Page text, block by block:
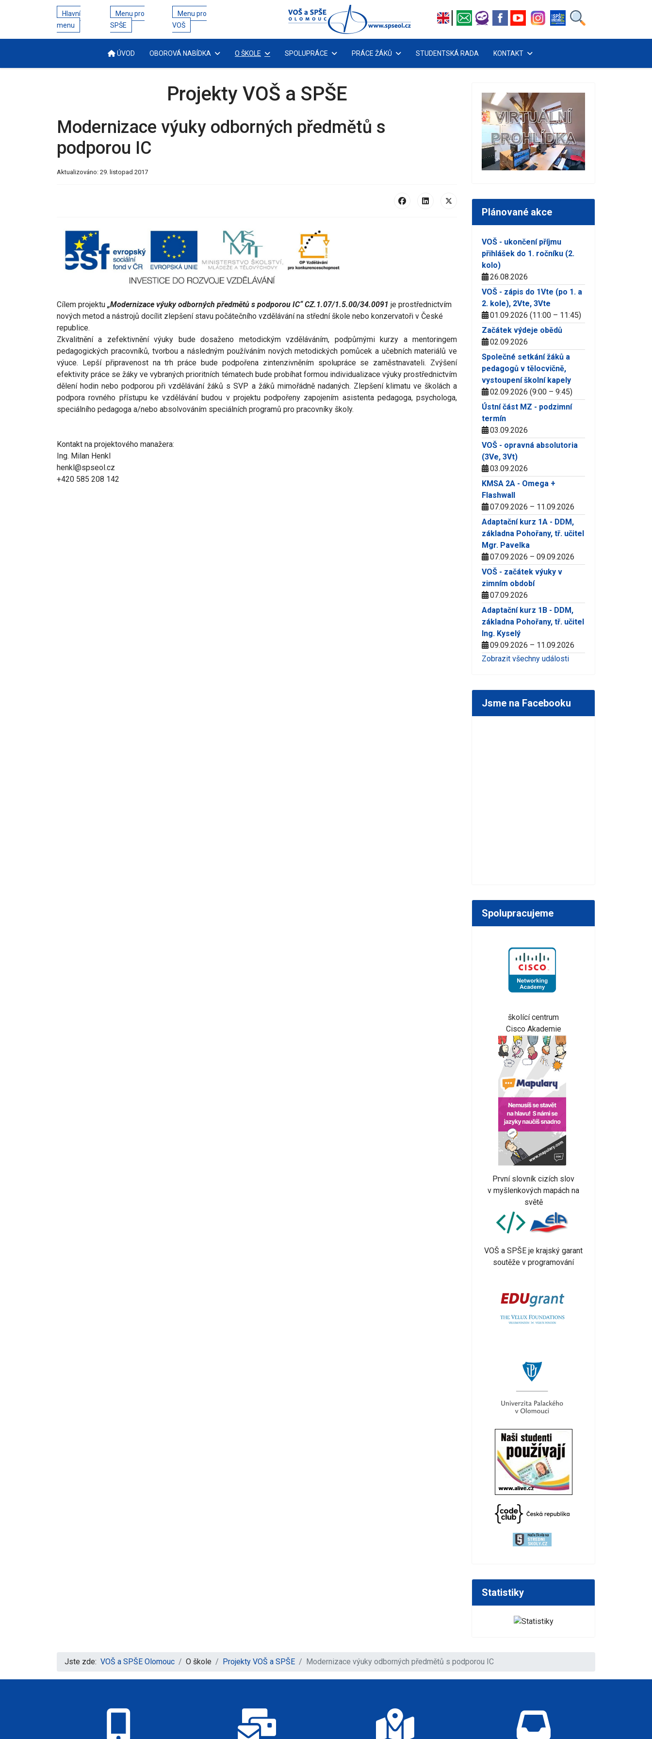
Hlavní
menu
Menu pro
SPŠE
Menu pro
VOŠ
ÚVOD OBOROVÁ NABÍDKA O ŠKOLE SPOLUPRÁCE PRÁCE ŽÁKŮ STUDENTSKÁ RADA KONTAKT
Projekty VOŠ a SPŠE
Modernizace výuky odborných předmětů s
podporou IC
Aktualizováno: 29. listopad 2017
Cílem projektu „Modernizace výuky odborných předmětů s podporou IC“CZ.1.07/1.5.00/34.0091 je prostřednictvím
nových metod a nástrojů docílit zlepšení stavu počátečního vzdělávání na střední škole nebo konzervatoři v České
republice.
Zkvalitnění a zefektivnění výuky bude dosaženo metodickým vzděláváním, podpůrnými kurzy a mentoringem
pedagogických pracovníků, tvorbou a následným používáním nových metodických pomůcek a učebních materiálů ve
výuce. Lepší připravenost na trh práce bude podpořena zintenzivněním spolupráce se zaměstnavateli. Zvýšení
efektivity práce se žáky ve vybraných prioritních tématech bude probíhat formou individualizace výuky prostřednictvím
dělení hodin nebo podporou při vzdělávání žáků s SVP a žáků mimořádně nadaných. Zlepšení klimatu ve školách a
podpora rovného přístupu ke vzdělávání budou v projektu podpořeny zapojením asistenta pedagoga, psychologa,
speciálního pedagoga a/nebo absolvováním speciálních programů pro pracovníky školy.
Kontakt na projektového manažera:
Ing. Milan Henkl
henkl@spseol.cz
+420 585 208 142
Plánované akce
VOŠ - ukončení příjmu
přihlášek do 1. ročníku (2.
kolo)
26.08.2026
VOŠ - zápis do 1Vte (po 1. a
2. kole), 2Vte, 3Vte
01.09.2026 (11:00 – 11:45)
Začátek výdeje obědů
02.09.2026
Společné setkání žáků a
pedagogů v tělocvičně,
vystoupení školní kapely
02.09.2026 (9:00 – 9:45)
Ústní část MZ - podzimní
termín
03.09.2026
VOŠ - opravná absolutoria
(3Ve, 3Vt)
03.09.2026
KMSA 2A - Omega +
Flashwall
07.09.2026 – 11.09.2026
Adaptační kurz 1A - DDM,
základna Pohořany, tř. učitel
Mgr. Pavelka
07.09.2026 – 09.09.2026
VOŠ - začátek výuky v
zimním období
07.09.2026
Adaptační kurz 1B - DDM,
základna Pohořany, tř. učitel
Ing. Kyselý
09.09.2026 – 11.09.2026
Zobrazit všechny události
Jsme na Facebooku
Spolupracujeme
školící centrum
Cisco Akademie
První slovník cizích slov
v myšlenkových mapách na
světě
VOŠ a SPŠE je krajský garant
soutěže v programování
Statistiky
Jste zde: VOŠ a SPŠE Olomouc O škole Projekty VOŠ a SPŠE Modernizace výuky odborných předmětů s podporou IC